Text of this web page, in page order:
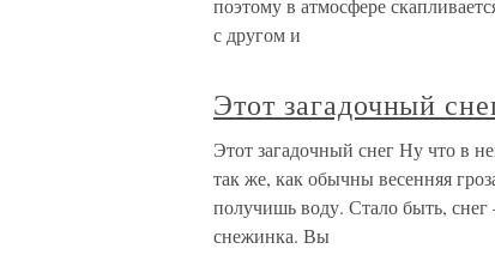
поэтому в атмосфере
с другом и
Этот загадочный
Этот загадочный снег Ну что в
так же, как обычны весенняя
получишь воду. Стало быть,
снежинка. Вы